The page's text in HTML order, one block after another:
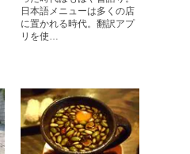
日本語メニューは多くの店
に置かれる時代。翻訳アプ
リを使…